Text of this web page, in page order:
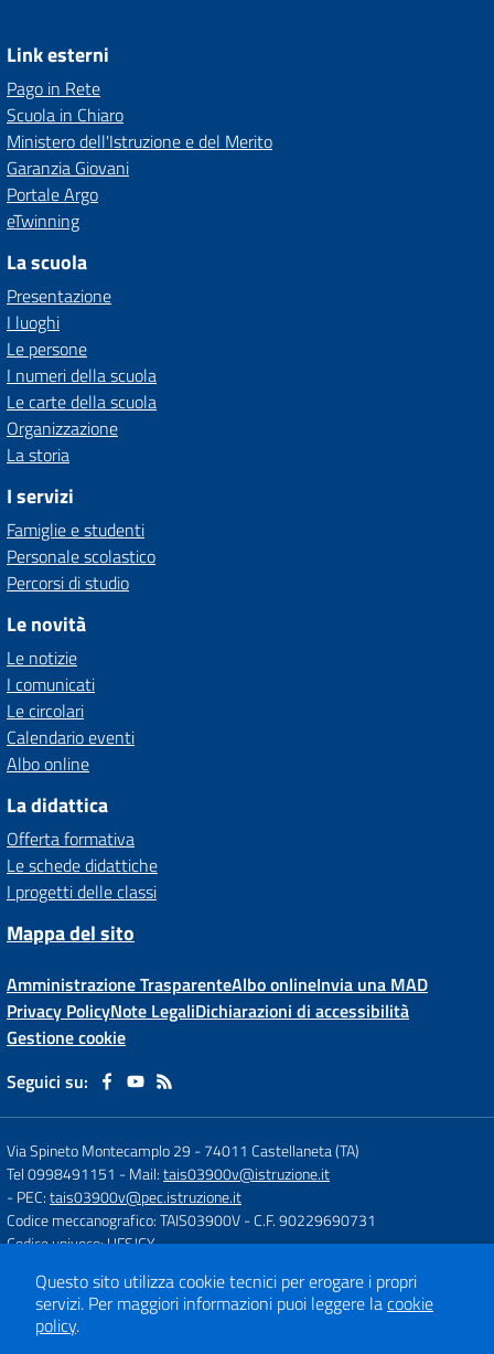
Link esterni
Pago in Rete
Scuola in Chiaro
Ministero dell'Istruzione e del Merito
Garanzia Giovani
Portale Argo
eTwinning
La scuola
Presentazione
I luoghi
Le persone
I numeri della scuola
Le carte della scuola
Organizzazione
La storia
I servizi
Famiglie e studenti
Personale scolastico
Percorsi di studio
Le novità
Le notizie
I comunicati
Le circolari
Calendario eventi
Albo online
La didattica
Offerta formativa
Le schede didattiche
I progetti delle classi
Mappa del sito
Amministrazione TrasparenteAlbo onlineInvia una MAD
Privacy PolicyNote LegaliDichiarazioni di accessibilità
Gestione cookie
Seguici su:
Via Spineto Montecamplo 29 -74011 Castellaneta (TA)
Tel 0998491151 - Mail:tais03900v@istruzione.it
- PEC:tais03900v@pec.istruzione.it
Codice meccanografico: TAIS03900V- C.F. 90229690731
Codice univoco: UFSJCY
Concept & Design by
Designers Italia
Questo sito utilizza cookie tecnici per erogare i propri
servizi. Per maggiori informazioni puoi leggere lacookie
policy.